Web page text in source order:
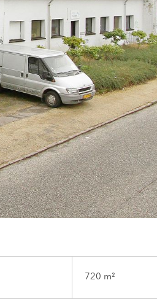
720 m²